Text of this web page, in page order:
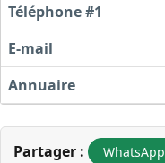
Téléphone #1
E-mail
Annuaire
Partager : WhatsApp